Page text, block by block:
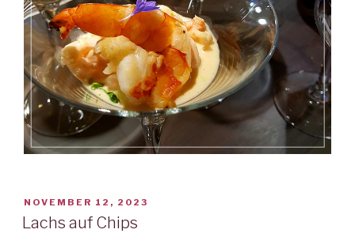
VERÖFFENTLICHT
AM
NOVEMBER 12, 2023
Lachs auf Chips